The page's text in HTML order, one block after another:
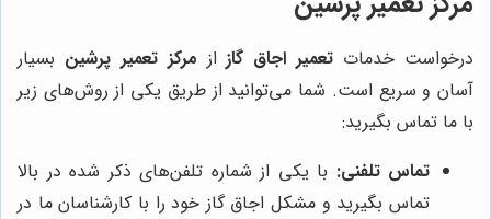
درخواست خدمات تعمیر اجاق گاز از مرکز تعمیر پرشین بسیار
آسان و سریع است. شما می‌توانید از طریق یکی از روش‌های زیر
با ما تماس بگیرید:
تماس تلفنی: با یکی از شماره تلفن‌های ذکر شده در بالا
تماس بگیرید و مشکل اجاق گاز خود را با کارشناسان ما در